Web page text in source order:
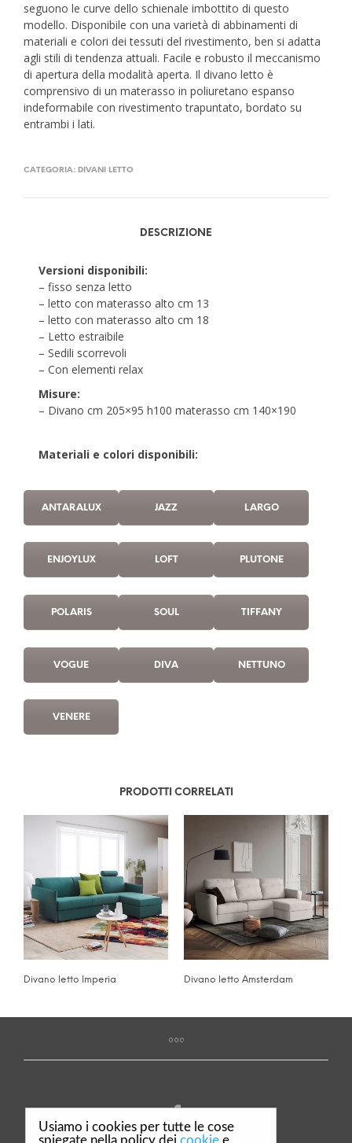
seguono le curve dello schienale imbottito di questo
modello. Disponibile con una varietà di abbinamenti di
materiali e colori dei tessuti del rivestimento, ben si adatta
agli stili di tendenza attuali. Facile e robusto il meccanismo
di apertura della modalità aperta. Il divano letto è
comprensivo di un materasso in poliuretano espanso
indeformabile con rivestimento trapuntato, bordato su
entrambi i lati.
CATEGORIA: DIVANI LETTO
DESCRIZIONE
Versioni disponibili:
– fisso senza letto
– letto con materasso alto cm 13
– letto con materasso alto cm 18
– Letto estraibile
– Sedili scorrevoli
– Con elementi relax
Misure:
– Divano cm 205×95 h100 materasso cm 140×190
Materiali e colori disponibili:
ANTARALUX JAZZ LARGO
ENJOYLUX LOFT PLUTONE
POLARIS SOUL TIFFANY
VOGUE DIVA NETTUNO
VENERE
PRODOTTI CORRELATI
Divano letto Imperia Divano letto Amsterdam
Usiamo i cookies per tutte le cose
spiegate nella policy dei cookie e